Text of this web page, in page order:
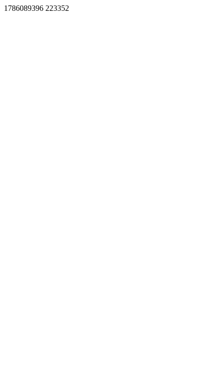
1786089396 223352